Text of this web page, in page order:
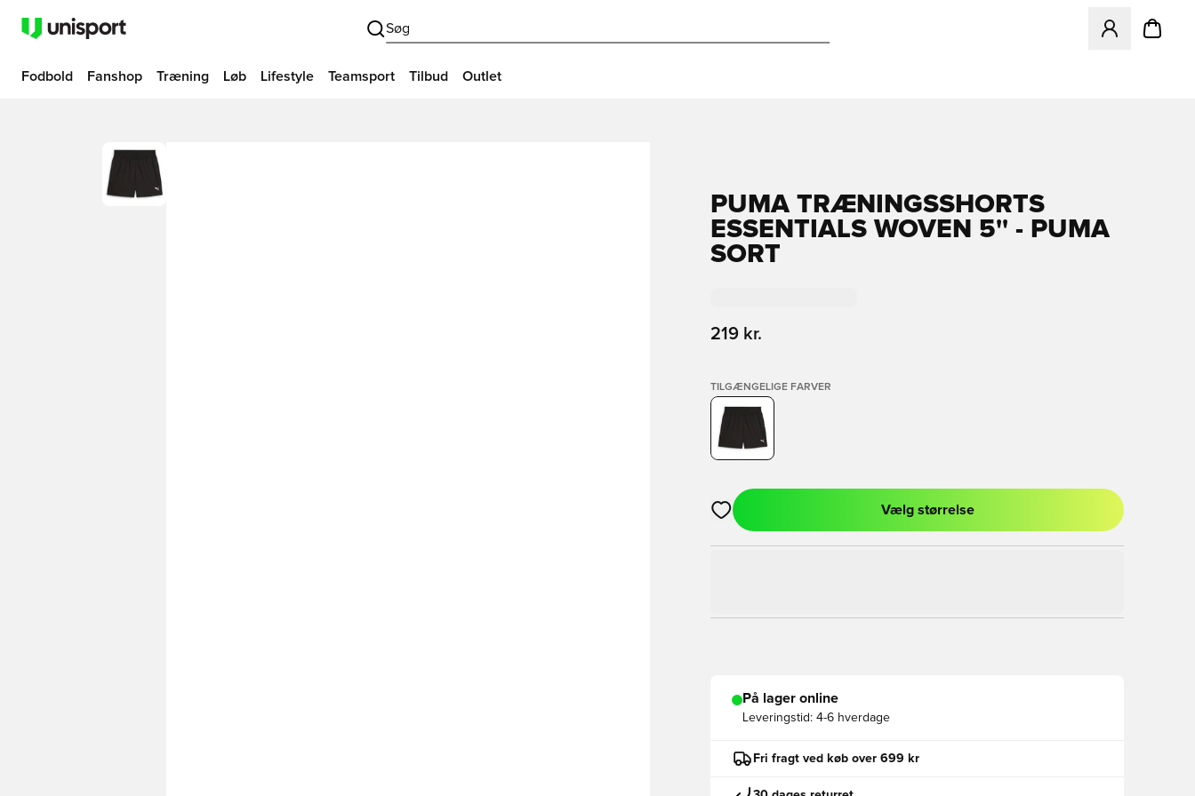
Søg
Åbner en
Fodbold Fanshop Træning Løb Lifestyle Teamsport Tilbud Outlet
PUMA TRÆNINGSSHORTS
ESSENTIALS WOVEN 5'' - PUMA
SORT
219 kr.
TILGÆNGELIGE FARVER
Åbner en Modal til at logge ind eller tilmelde dig som medlem
Vælg størrelse
På lager online
Leveringstid: 4-6 hverdage
Fri fragt ved køb over 699 kr